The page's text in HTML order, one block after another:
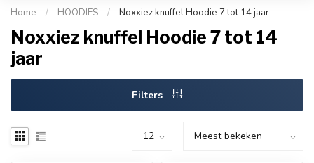
Home / HOODIES / Noxxiez knuffel Hoodie 7 tot 14 jaar
Noxxiez knuffel Hoodie 7 tot 14
jaar
Filters